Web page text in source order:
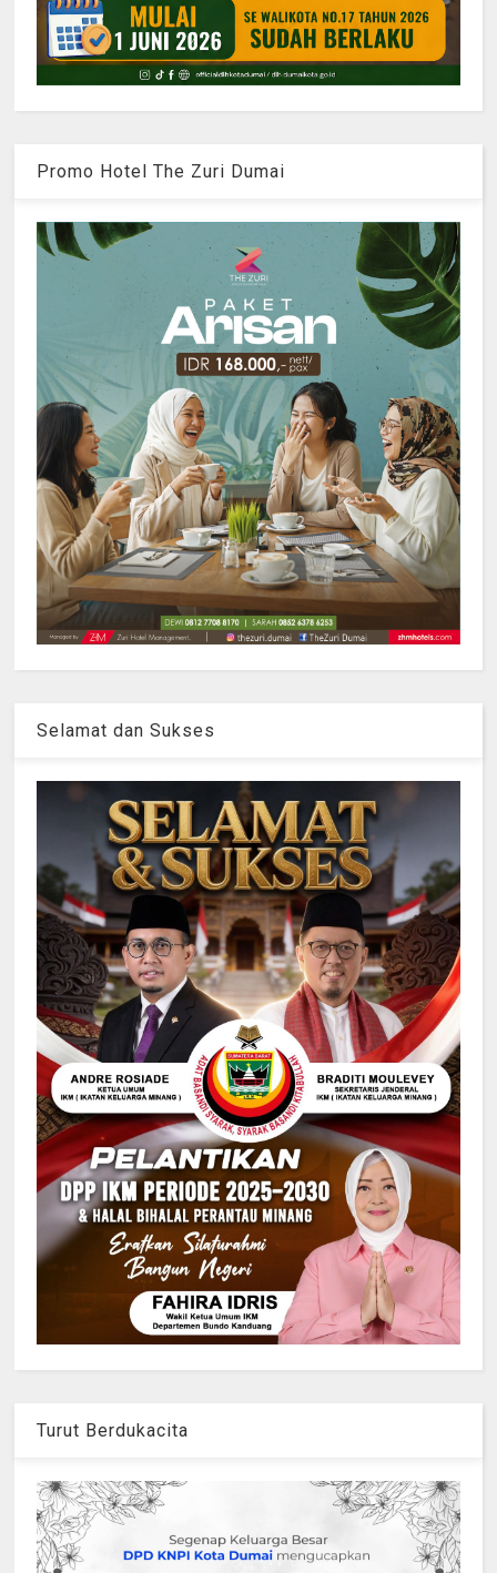
Promo Hotel The Zuri Dumai
Selamat dan Sukses
Turut Berdukacita